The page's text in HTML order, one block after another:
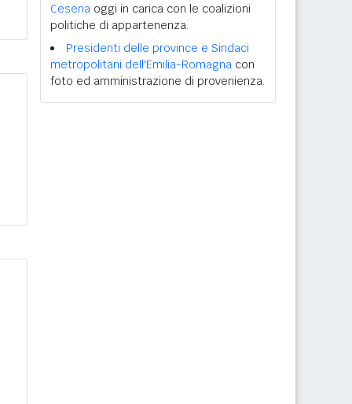
Cesena oggi in carica con le coalizioni
politiche di appartenenza.
Presidenti delle province e Sindaci
metropolitani dell'Emilia-Romagna con
foto ed amministrazione di provenienza.